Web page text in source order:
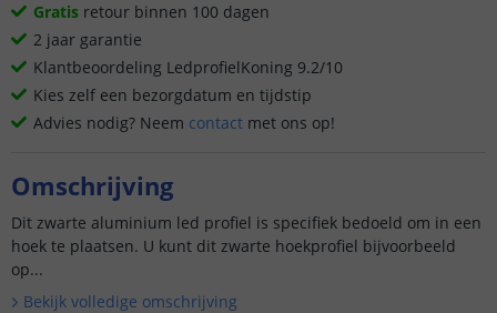
Gratis retour binnen 100 dagen
2 jaar garantie
Klantbeoordeling LedprofielKoning 9.2/10
Kies zelf een bezorgdatum en tijdstip
Advies nodig? Neem contact met ons op!
Omschrijving
Dit zwarte aluminium led profiel is specifiek bedoeld om in een
hoek te plaatsen. U kunt dit zwarte hoekprofiel bijvoorbeeld
op...
Bekijk volledige omschrijving